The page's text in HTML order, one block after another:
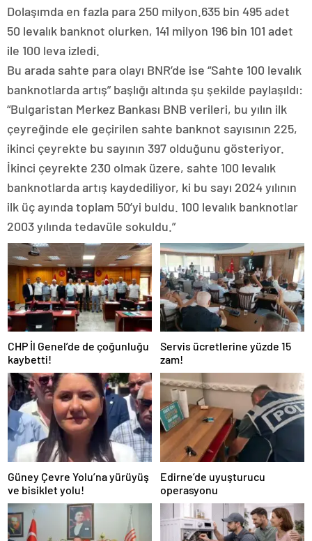
Dolaşımda en fazla para 250 milyon.635 bin 495 adet
50 levalık banknot olurken, 141 milyon 196 bin 101 adet
ile 100 leva izledi.
Bu arada sahte para olayı BNR’de ise “Sahte 100 levalık
banknotlarda artış” başlığı altında şu şekilde paylaşıldı:
“Bulgaristan Merkez Bankası BNB verileri, bu yılın ilk
çeyreğinde ele geçirilen sahte banknot sayısının 225,
ikinci çeyrekte bu sayının 397 olduğunu gösteriyor.
İkinci çeyrekte 230 olmak üzere, sahte 100 levalık
banknotlarda artış kaydediliyor, ki bu sayı 2024 yılının
ilk üç ayında toplam 50’yi buldu. 100 levalık banknotlar
2003 yılında tedavüle sokuldu.”
CHP İl Genel’de de çoğunluğu
kaybetti!
Servis ücretlerine yüzde 15
zam!
Güney Çevre Yolu’na yürüyüş
ve bisiklet yolu!
Edirne’de uyuşturucu
operasyonu